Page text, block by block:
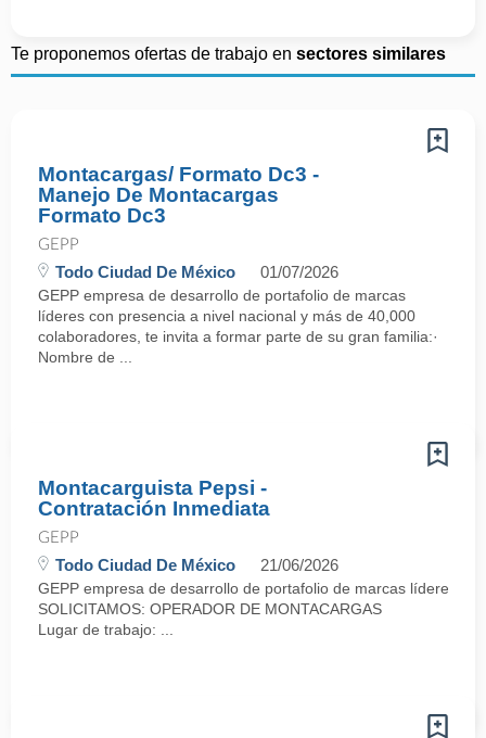
Te proponemos ofertas de trabajo en sectores similares
Montacargas/ Formato Dc3 -
Manejo De Montacargas
Formato Dc3
GEPP
Todo Ciudad De México 01/07/2026
GEPP empresa de desarrollo de portafolio de marcas
líderes con presencia a nivel nacional y más de 40,000
colaboradores, te invita a formar parte de su gran familia:·
Nombre de ...
Montacarguista Pepsi -
Contratación Inmediata
GEPP
Todo Ciudad De México 21/06/2026
GEPP empresa de desarrollo de portafolio de marcas líderes
SOLICITAMOS: OPERADOR DE MONTACARGAS
Lugar de trabajo: ...